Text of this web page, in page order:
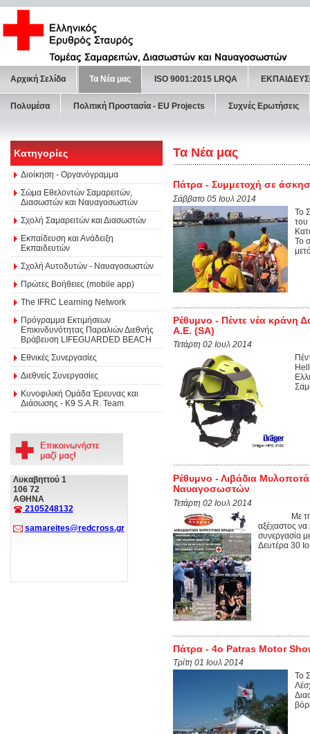
Αρχική Σελίδα Τα Νέα μας ISO 9001:2015 LRQA
Πολυμέσα Πολιτική Προστασία - ΕU Projects Συχνές Ερωτήσεις
Κατηγορίες
Διοίκηση - Οργανόγραμμα
Σώμα Εθελοντών Σαμαρειτών,
Διασωστών και Ναυαγοσωστών
Σχολή Σαμαρειτών και Διασωστών
Εκπαίδευση και Ανάδειξη
Εκπαιδευτών
Σχολή Αυτοδυτών - Ναυαγοσωστών
Πρώτες Βοήθειες (mobile app)
The IFRC Learning Network
Πρόγραμμα Εκτιμήσεων
Επικινδυνότητας Παραλιών Διεθνής
Βράβευση LIFEGUARDED BEACH
Εθνικές Συνεργασίες
Διεθνείς Συνεργασίες
Κυνοφιλική Ομάδα Έρευνας και
Διάσωσης - Κ9 S.A.R. Team
Λυκαβηττού 1
106 72
ΑΘΗΝΑ
2105248132
samareites@redcross.gr
Τα Νέα μας
Πάτρα - Συμμετοχή σε
Σάββατο 05 Ιουλ 2014
Το
του
Το
Ρέθυμνο - Πέντε νέα κράνη
A.E. (SA)
Τετάρτη 02 Ιουλ 2014
Ρέθυμνο - Λιβάδια
Ναυαγοσωστών
Τετάρτη 02 Ιουλ 2014
Με τη
αξέχαστος
συνεργασία
Δευτέρα 30
Πάτρα - 4ο Patras Motor
Τρίτη 01 Ιουλ 2014
Το